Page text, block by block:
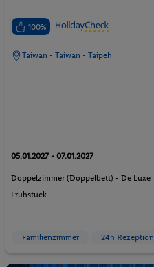
100%
Taiwan - Taiwan - Taipeh
05.01.2027 - 07.01.2027
Doppelzimmer (Doppelbett) - De Luxe
Frühstück
Familienzimmer 24h Rezeption